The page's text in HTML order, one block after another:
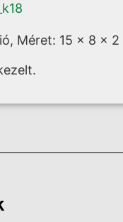
Méret: 15 x 8 x 2